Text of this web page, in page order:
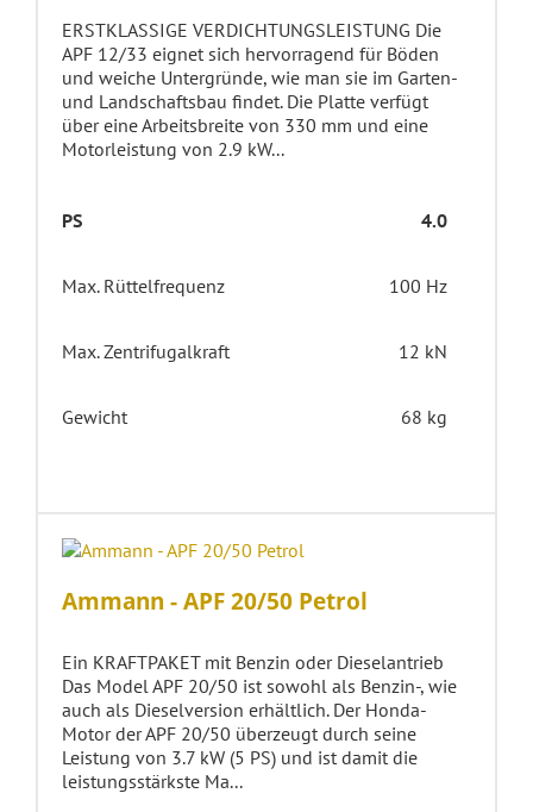
ERSTKLASSIGE VERDICHTUNGSLEISTUNG Die
APF 12/33 eignet sich hervorragend für Böden
und weiche Untergründe, wie man sie im Garten-
und Landschaftsbau findet. Die Platte verfügt
über eine Arbeitsbreite von 330 mm und eine
Motorleistung von 2.9 kW...
PS 4.0
Max. Rüttelfrequenz 100 Hz
Max. Zentrifugalkraft 12 kN
Gewicht 68 kg
Ammann - APF 20/50 Petrol
Ein KRAFTPAKET mit Benzin oder Dieselantrieb
Das Model APF 20/50 ist sowohl als Benzin-, wie
auch als Dieselversion erhältlich. Der Honda-
Motor der APF 20/50 überzeugt durch seine
Leistung von 3.7 kW (5 PS) und ist damit die
leistungsstärkste Ma...